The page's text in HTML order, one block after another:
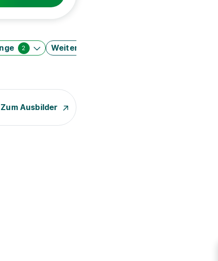
2 Weitere Filter
Zum Ausbilder